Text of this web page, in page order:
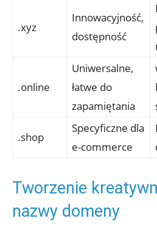
.xyz
Innowacyjność,
dostępność
.online
Uniwersalne,
łatwe do
zapamiętania
.shop
Specyficzne dla
e-commerce
Tworzenie
nazwy domeny